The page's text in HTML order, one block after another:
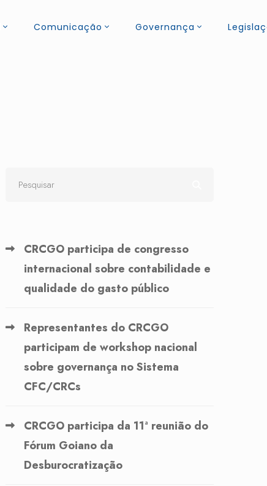
Comunicação Governança
CRCGO participa de congresso
internacional sobre contabilidade e
qualidade do gasto público
Representantes do CRCGO
participam de workshop nacional
sobre governança no Sistema
CFC/CRCs
CRCGO participa da 11ª reunião do
Fórum Goiano da
Desburocratização